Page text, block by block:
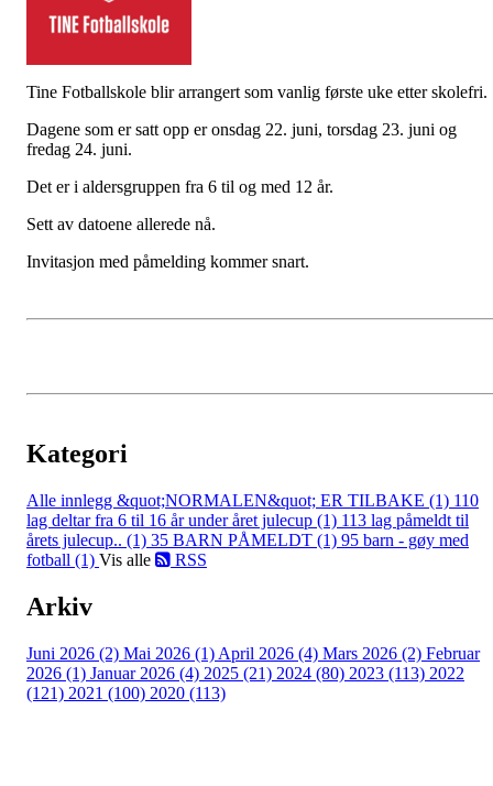
Tine Fotballskole blir arrangert som vanlig første uke etter skolefri.
Dagene som er satt opp er onsdag 22. juni, torsdag 23. juni og
fredag 24. juni.
Det er i aldersgruppen fra 6 til og med 12 år.
Sett av datoene allerede nå.
Invitasjon med påmelding kommer snart.
Kategori
Alle innlegg &quot;NORMALEN&quot; ER TILBAKE (1) 110
lag deltar fra 6 til 16 år under året julecup (1) 113 lag påmeldt til
årets julecup.. (1) 35 BARN PÅMELDT (1) 95 barn - gøy med
fotball (1) Vis alle RSS
Arkiv
Juni 2026 (2) Mai 2026 (1) April 2026 (4) Mars 2026 (2) Februar
2026 (1) Januar 2026 (4) 2025 (21) 2024 (80) 2023 (113) 2022
(121) 2021 (100) 2020 (113)